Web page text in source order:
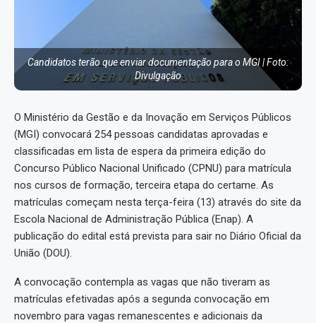
Candidatos terão que enviar documentação para o MGI | Foto:
Divulgação
O Ministério da Gestão e da Inovação em Serviços Públicos
(MGI) convocará 254 pessoas candidatas aprovadas e
classificadas em lista de espera da primeira edição do
Concurso Público Nacional Unificado (CPNU) para matrícula
nos cursos de formação, terceira etapa do certame. As
matrículas começam nesta terça-feira (13) através do site da
Escola Nacional de Administração Pública (Enap). A
publicação do edital está prevista para sair no Diário Oficial da
União (DOU).
A convocação contempla as vagas que não tiveram as
matrículas efetivadas após a segunda convocação em
novembro para vagas remanescentes e adicionais da